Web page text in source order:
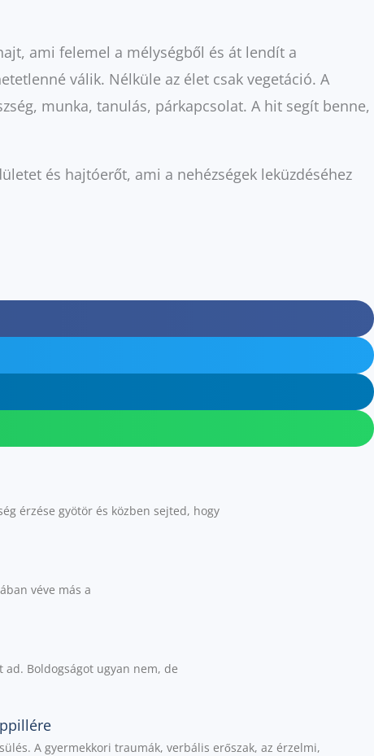
ami felemel a mélységből és át lendít a
válik. Nélküle az élet csak vegetáció. A
munka, tanulás, párkapcsolat. A hit segít benne,
és hajtóerőt, ami a nehézségek leküzdéséhez
érzése gyötör és közben sejted, hogy
véve más a
Boldogságot ugyan nem, de
A gyermekkori traumák, verbális erőszak, az érzelmi,